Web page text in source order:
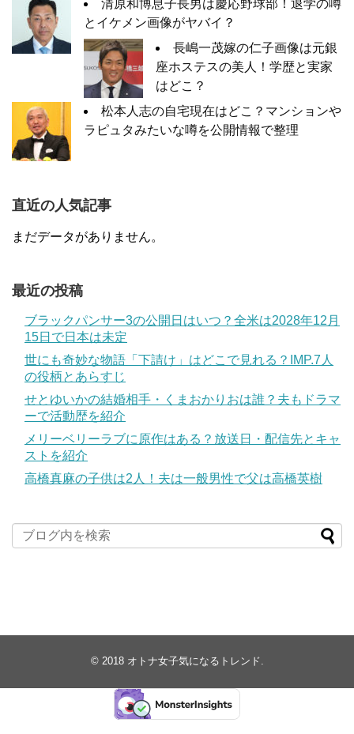
清原和博息子長男は慶応野球部！退学の噂
とイケメン画像がヤバイ？
長嶋一茂嫁の仁子画像は元銀
座ホステスの美人！学歴と実家
はどこ？
松本人志の自宅現在はどこ？マンションや
ラピュタみたいな噂を公開情報で整理
直近の人気記事
まだデータがありません。
最近の投稿
ブラックパンサー3の公開日はいつ？全米は2028年12月
15日で日本は未定
世にも奇妙な物語「下請け」はどこで見れる？IMP.7人
の役柄とあらすじ
せとゆいかの結婚相手・くまおかりおは誰？夫もドラマ
ーで活動歴を紹介
メリーベリーラブに原作はある？放送日・配信先とキャ
ストを紹介
高橋真麻の子供は2人！夫は一般男性で父は高橋英樹
© 2018 オトナ女子気になるトレンド.